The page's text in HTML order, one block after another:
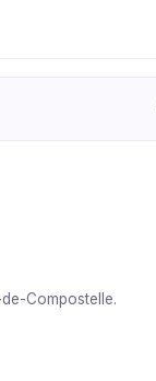
Compostelle.